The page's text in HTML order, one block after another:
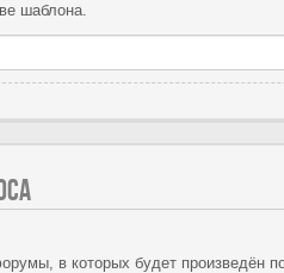
шаблона.
в которых будет произведён